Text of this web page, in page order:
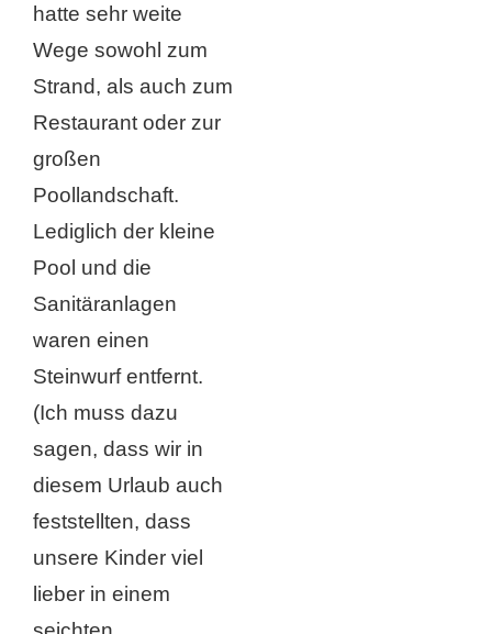
hatte sehr weite
Wege sowohl zum
Strand, als auch zum
Restaurant oder zur
großen
Poollandschaft.
Lediglich der kleine
Pool und die
Sanitäranlagen
waren einen
Steinwurf entfernt.
(Ich muss dazu
sagen, dass wir in
diesem Urlaub auch
feststellten, dass
unsere Kinder viel
lieber in einem